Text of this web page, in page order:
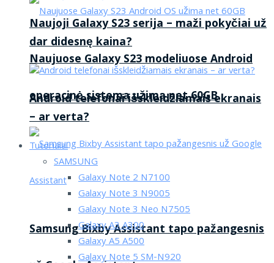
Naujuose Galaxy S23 modeliuose Android
operacinė sistema užima net 60GB
Samsung Bixby Assistant tapo pažangesnis
Naujoji Galaxy S23 serija – maži pokyčiai už
dar didesnę kaina?
Android telefonai išskleidžiamais ekranais
– ar verta?
Tutorialai
SAMSUNG
Galaxy Note 2 N7100
Galaxy Note 3 N9005
Galaxy Note 3 Neo N7505
Galaxy A3 A300
Galaxy A5 A500
Galaxy Note 5 SM-N920